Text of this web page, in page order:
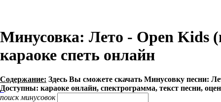
Минусовка: Лето - Open Kids
караоке спеть онлайн
Содержание: Здесь Вы сможете cкачать Минусовку песни:
Доступны: караоке онлайн, спектрограмма, текст песни,
поиск минусовок